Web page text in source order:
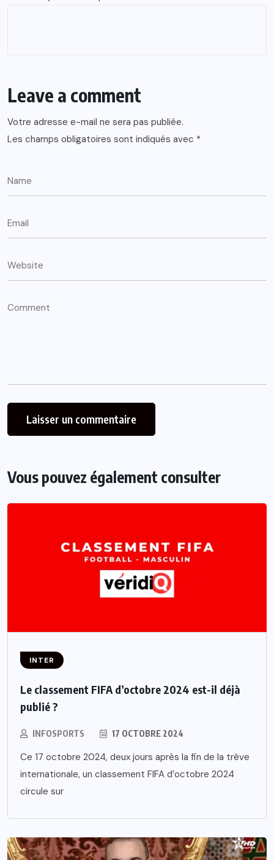
Leave a comment
Votre adresse e-mail ne sera pas publiée.
Les champs obligatoires sont indiqués avec *
Vous pouvez également consulter
INTER
Le classement FIFA d’octobre 2024 est-il déjà
publié ?
INFOSPORTS 17 OCTOBRE 2024
Ce 17 octobre 2024, deux jours après la fin de la trêve
internationale, un classement FIFA d’octobre 2024
circule sur